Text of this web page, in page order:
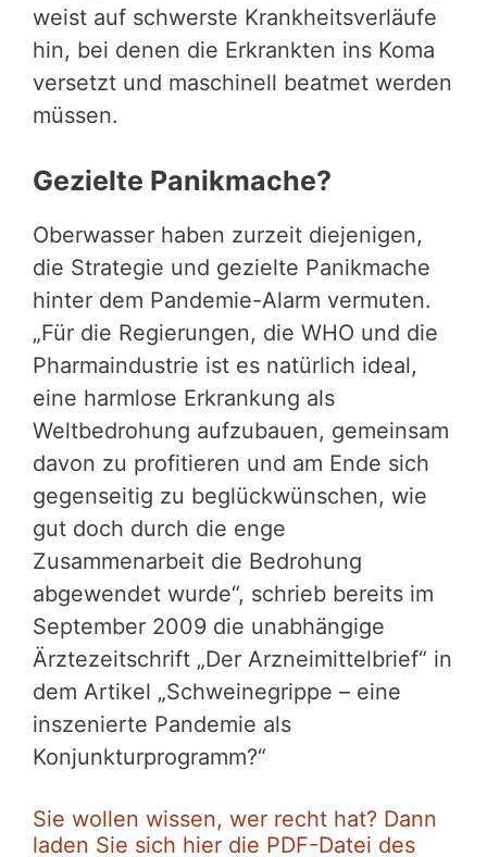
weist auf schwerste Krankheitsverläufe
hin, bei denen die Erkrankten ins Koma
versetzt und maschinell beatmet werden
müssen.
Gezielte Panikmache?
Oberwasser haben zurzeit diejenigen,
die Strategie und gezielte Panikmache
hinter dem Pandemie-Alarm vermuten.
„Für die Regierungen, die WHO und die
Pharmaindustrie ist es natürlich ideal,
eine harmlose Erkrankung als
Weltbedrohung aufzubauen, gemeinsam
davon zu profitieren und am Ende sich
gegenseitig zu beglückwünschen, wie
gut doch durch die enge
Zusammenarbeit die Bedrohung
abgewendet wurde“, schrieb bereits im
September 2009 die unabhängige
Ärztezeitschrift „Der Arzneimittelbrief“ in
dem Artikel „Schweinegrippe – eine
inszenierte Pandemie als
Konjunkturprogramm?“
Sie wollen wissen, wer recht hat? Dann
laden Sie sich hier die PDF-Datei des